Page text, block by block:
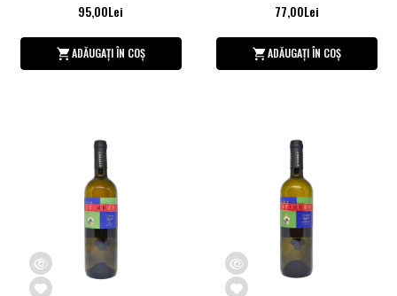
95,00Lei
ADĂUGAȚI ÎN COȘ
77,00Lei
ADĂUGAȚI ÎN COȘ